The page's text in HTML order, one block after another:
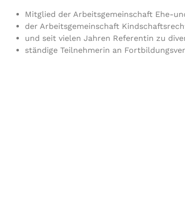
Mitglied der Arbeitsgemeinschaft Ehe-
der Arbeitsgemeinschaft
und seit vielen Jahren Referentin zu
ständige Teilnehmerin an